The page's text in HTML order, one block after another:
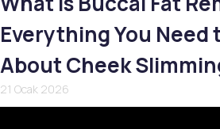
Everything You Need
About Cheek
21 Ocak 2026